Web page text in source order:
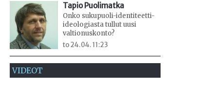
Tapio Puolimatka
Onko sukupuoli-identiteetti-
ideologiasta tullut uusi
valtionuskonto?
to 24.04. 11:23
VIDEOT